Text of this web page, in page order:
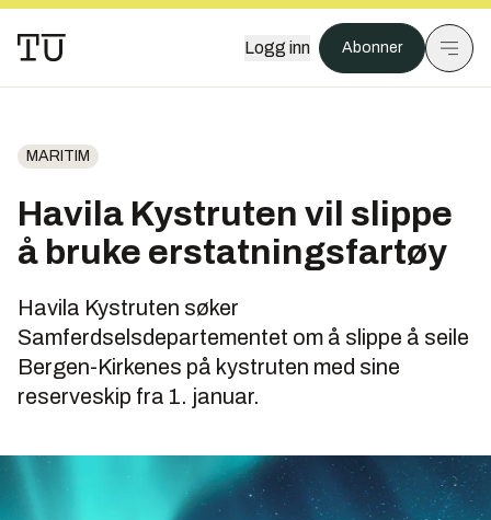
Logg inn Abonner
MARITIM
Havila Kystruten vil slippe
å bruke erstatningsfartøy
Havila Kystruten søker
Samferdselsdepartementet om å slippe å seile
Bergen-Kirkenes på kystruten med sine
reserveskip fra 1. januar.